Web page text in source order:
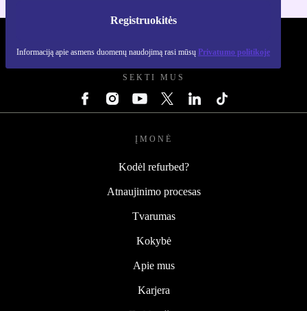
Registruokitės
Informaciją apie asmens duomenų naudojimą rasi mūsų Privatumo politikoje
SEKTI MUS
ĮMONĖ
Kodėl refurbed?
Atnaujinimo procesas
Tvarumas
Kokybė
Apie mus
Karjera